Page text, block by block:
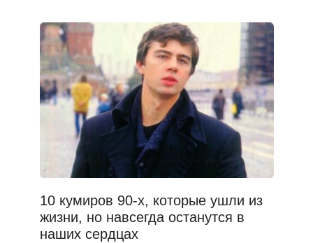
10 кумиров 90-х, которые ушли из
жизни, но навсегда останутся в
наших сердцах